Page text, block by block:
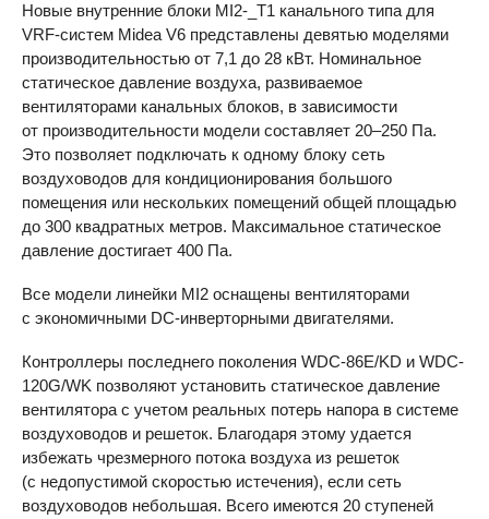
Новые внутренние блоки MI2-_T1 канального типа для
VRF-систем Midea V6 представлены девятью моделями
производительностью от 7,1 до 28 кВт. Номинальное
статическое давление воздуха, развиваемое
вентиляторами канальных блоков, в зависимости
от производительности модели составляет 20–250 Па.
Это позволяет подключать к одному блоку сеть
воздуховодов для кондиционирования большого
помещения или нескольких помещений общей площадью
до 300 квадратных метров. Максимальное статическое
давление достигает 400 Па.
Все модели линейки MI2 оснащены вентиляторами
с экономичными DC-инверторными двигателями.
Контроллеры последнего поколения WDC-86E/KD и WDC-
120G/WK позволяют установить статическое давление
вентилятора с учетом реальных потерь напора в системе
воздуховодов и решеток. Благодаря этому удается
избежать чрезмерного потока воздуха из решеток
(с недопустимой скоростью истечения), если сеть
воздуховодов небольшая. Всего имеются 20 ступеней